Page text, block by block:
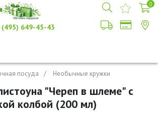
(495) 649-45-43
0
посуда Необычные кружки
"Череп в шлеме" с
колбой (200 мл)